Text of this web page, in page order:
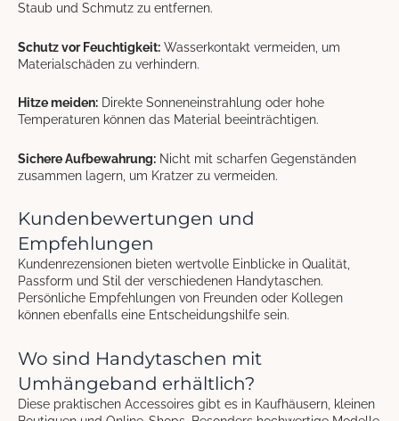
Staub und Schmutz zu entfernen.
Schutz vor Feuchtigkeit: Wasserkontakt vermeiden, um
Materialschäden zu verhindern.
Hitze meiden: Direkte Sonneneinstrahlung oder hohe
Temperaturen können das Material beeinträchtigen.
Sichere Aufbewahrung: Nicht mit scharfen Gegenständen
zusammen lagern, um Kratzer zu vermeiden.
Kundenbewertungen und
Empfehlungen
Kundenrezensionen bieten wertvolle Einblicke in Qualität,
Passform und Stil der verschiedenen Handytaschen.
Persönliche Empfehlungen von Freunden oder Kollegen
können ebenfalls eine Entscheidungshilfe sein.
Wo sind Handytaschen mit
Umhängeband erhältlich?
Diese praktischen Accessoires gibt es in Kaufhäusern, kleinen